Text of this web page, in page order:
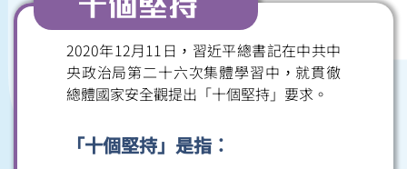
2020年12月11日，習近平總書記在中共中
央政治局第二十六次集體學習中，就貫徹
總體國家安全觀提出「十個堅持」要求。
「十個堅持」是指：
掃一掃關注我們的社交媒體，緊貼最新資訊！